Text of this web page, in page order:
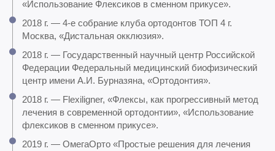
«Использование Флексиков в сменном прикусе».
2018 г. — 4-е собрание клуба ортодонтов ТОП 4 г.
Москва, «Дистальная окклюзия».
2018 г. — Государственный научный центр Российской
Федерации Федеральный медицинский биофизический
центр имени А.И. Бурназяна, «Ортодонтия».
2018 г. — Flexiligner, «Флексы, как прогрессивный метод
лечения в современной ортодонтии», «Использование
флексиков в сменном прикусе».
2019 г. — ОмегаОрто «Простые решения для лечения